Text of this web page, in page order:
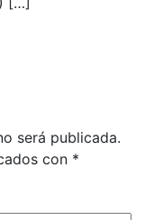
será publicada.
con *